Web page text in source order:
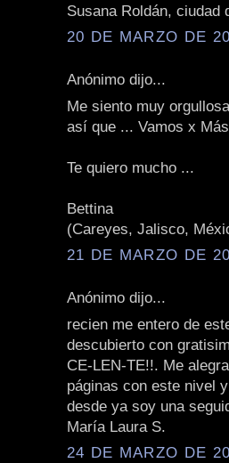
Susana Roldán, ciudad
20 DE MARZO DE
Anónimo dijo...
Me siento muy
así que ... Vamos x
Te quiero mucho ...
Bettina
(Careyes, Jalisco,
21 DE MARZO DE
Anónimo dijo...
recien me entero de
descubierto con
CE-LEN-TE!!. Me
páginas con este nivel
desde ya soy una
María Laura S.
24 DE MARZO DE